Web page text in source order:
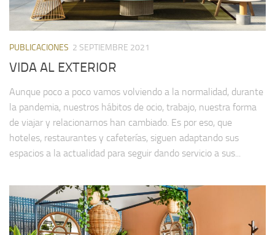
PUBLICACIONES 2 SEPTIEMBRE 2021
VIDA AL EXTERIOR
Aunque poco a poco vamos volviendo a la normalidad, durante
la pandemia, nuestros hábitos de ocio, trabajo, nuestra forma
de viajar y relacionarnos han cambiado. Es por eso, que
hoteles, restaurantes y cafeterías, siguen adaptando sus
espacios a la actualidad para seguir dando servicio a sus...